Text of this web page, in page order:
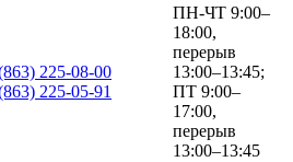
225-08-00
225-05-91
ПН-ЧТ 9:00–
18:00,
перерыв
13:00–13:45;
ПТ 9:00–
17:00,
перерыв
13:00–13:45